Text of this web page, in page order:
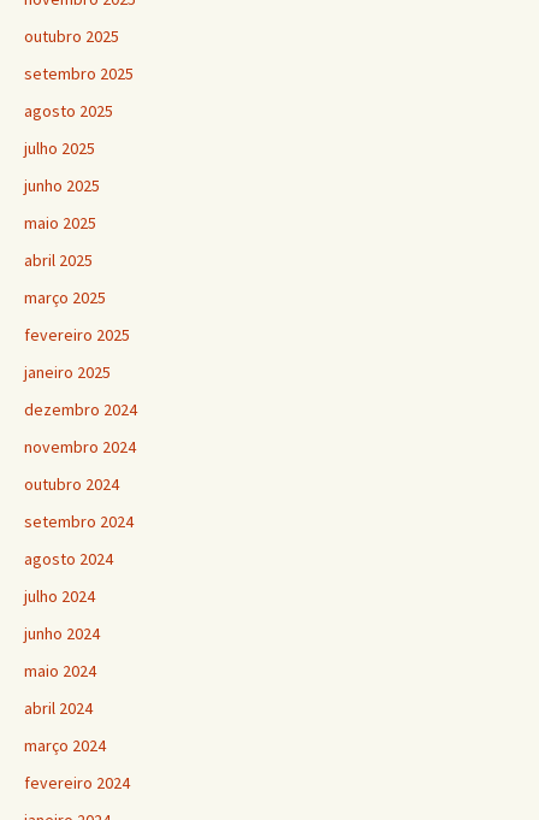
outubro 2025
setembro 2025
agosto 2025
julho 2025
junho 2025
maio 2025
abril 2025
março 2025
fevereiro 2025
janeiro 2025
dezembro 2024
novembro 2024
outubro 2024
setembro 2024
agosto 2024
julho 2024
junho 2024
maio 2024
abril 2024
março 2024
fevereiro 2024